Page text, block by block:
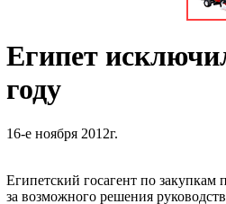
Египет
году
16-е ноября 2012г.
Египетский госагент по закупкам
за возможного решения